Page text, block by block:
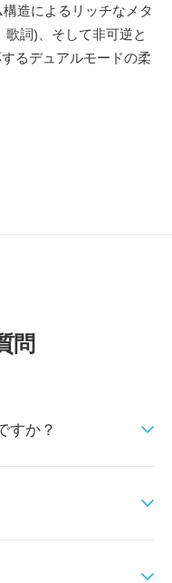
造によるリッチなメタ
詞)、そして非可逆と
るデュアルモードの柔
問
すか？